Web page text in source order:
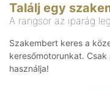
Találj egy
A rangsor az iparág
Szakembert keres a
keresőmotorunkat.
használja!